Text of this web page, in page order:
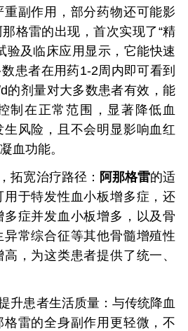
副作用，部分药物还可能影
格雷的出现，首次实现了“精
验及临床应用显示，它能快速
患者在用药1-2周内即可看到
的剂量对大多数患者有效，能
制在正常范围，显著降低血
风险，且不会明显影响血红
血功能。
宽治疗路径： 阿那格雷的适
于特发性血小板增多症，还
症并发血小板增多，以及骨
常综合征等其他骨髓增殖性
，为这类患者提供了统一、
患者生活质量：与传统降血
雷的全身副作用更轻微，不